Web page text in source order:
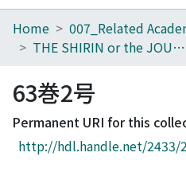
Home
Browse
Download Ranking
Access Statistics
Home
THE SHIRIN or the JOURNAL OF HISTORY
63巻2号
Permanent URI for this
http://hdl.handle.net/2433/